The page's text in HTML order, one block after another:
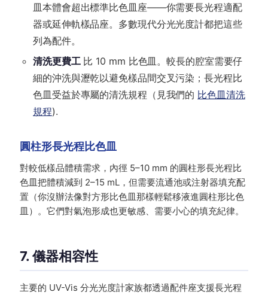
皿本體會超出標準比色皿座——你需要長光程適配
器或延伸軌樣品座。多數現代分光光度計都把這些
列為配件。
清洗更費工比 10 mm 比色皿。較長的腔室需要仔
細的沖洗與瀝乾以避免樣品間交叉污染；長光程比
色皿受益於專屬的清洗規程（見我們的 比色皿清洗
規程).
圓柱形長光程比色皿
對較低樣品體積需求，內徑 5–10 mm 的圓柱形長光程比
色皿把體積減到 2–15 mL，但需要流通池或注射器填充配
置（你沒辦法像對方形比色皿那樣輕鬆移液進圓柱形比色
皿）。它們對氣泡形成也更敏感、需要小心的填充紀律。
7. 儀器相容性
主要的 UV-Vis 分光光度計家族都透過配件座支援長光程